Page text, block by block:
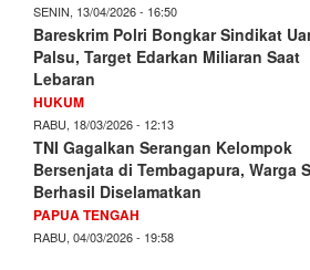
SENIN, 13/04/2026 - 16:50
Bareskrim Polri Bongkar Sindikat
Palsu, Target Edarkan Miliaran Saat
Lebaran
HUKUM
RABU, 18/03/2026 - 12:13
TNI Gagalkan Serangan Kelompok
Bersenjata di Tembagapura, Warga
Berhasil Diselamatkan
PAPUA TENGAH
RABU, 04/03/2026 - 19:58